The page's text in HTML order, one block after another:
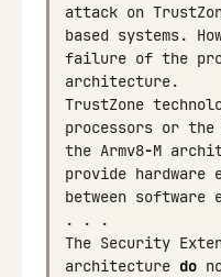
attack on
based systems.
failure of the
architecture.
TrustZone
processors or the
the Armv8-M
provide hardware
between software
.
.
.
The Security
architecture do